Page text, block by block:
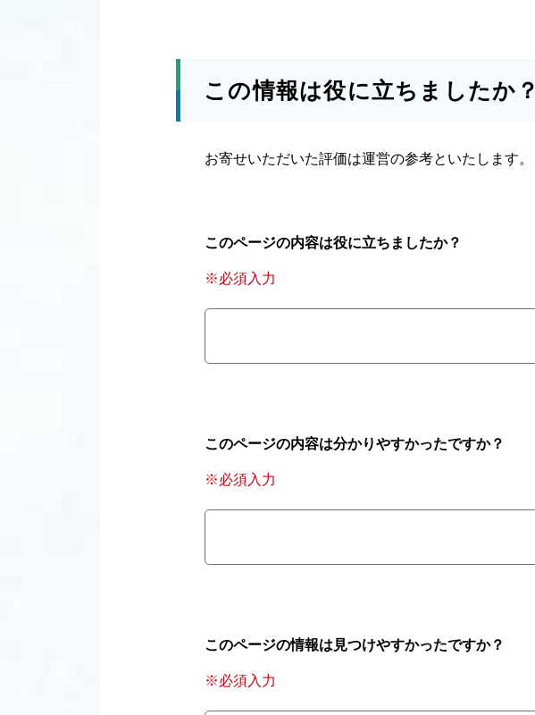
この情報は役に立ちましたか？
お寄せいただいた評価は運営の参考といたします。
このページの内容は役に立ちましたか？
※必須入力
このページの内容は分かりやすかったですか？
※必須入力
このページの情報は見つけやすかったですか？
※必須入力